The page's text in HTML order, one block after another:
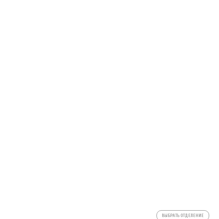
ВЫБРАТЬ ОТДЕЛЕНИЕ